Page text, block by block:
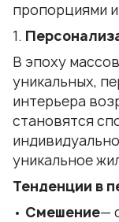
пропорциями
В эпоху
уникальных,
интерьера
становятся
уникальное
Тенденции в
Смешение—